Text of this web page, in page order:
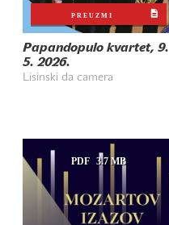
PREUZMI
Papandopulo kvartet, 9.
5. 2026.
Lisinski da camera
PDF 3.7 MB